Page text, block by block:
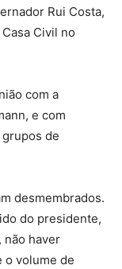
Rui Costa,
Civil no
com a
e com
de
desmembrados.
do presidente,
não haver
o volume de